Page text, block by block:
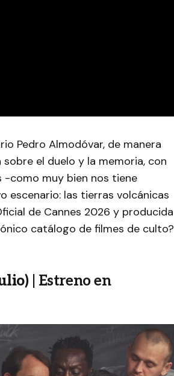
Pedro Almodóvar, de manera
el duelo y la memoria, con
-como muy bien nos tiene
escenario: las tierras volcánicas
de Cannes 2026 y producida
catálogo de filmes de culto?
) | Estreno en